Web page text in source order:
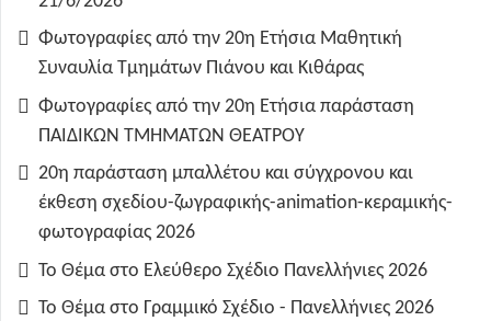
Φωτογραφίες από την 20η Ετήσια Μαθητική
Συναυλία Τμημάτων Πιάνου και Κιθάρας
Φωτογραφίες από την 20η Ετήσια παράσταση
ΠΑΙΔΙΚΩΝ ΤΜΗΜΑΤΩΝ ΘΕΑΤΡΟΥ
20η παράσταση μπαλλέτου και σύγχρονου και
έκθεση σχεδίου-ζωγραφικής-animation-κεραμικής-
φωτογραφίας 2026
Το Θέμα στο Ελεύθερο Σχέδιο Πανελλήνιες 2026
Το Θέμα στο Γραμμικό Σχέδιο - Πανελλήνιες 2026